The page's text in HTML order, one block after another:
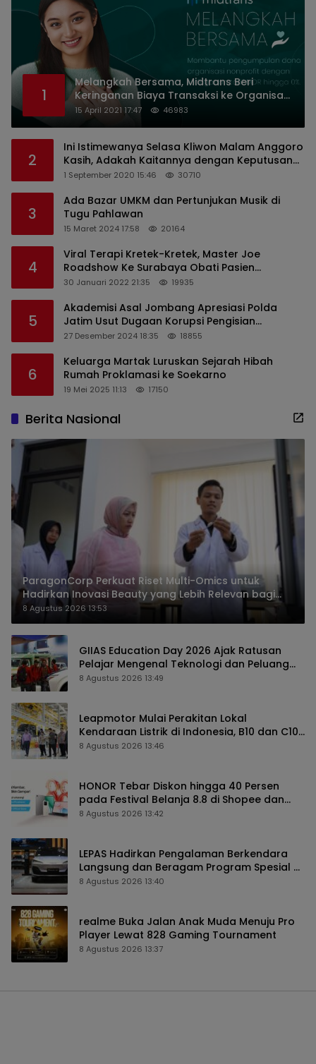
1
Melangkah Bersama, Midtrans Beri
Keringanan Biaya Transaksi ke Organisasi
Nirlaba Indonesia
15 April 2021 17:47 46983
2
Ini Istimewanya Selasa Kliwon Malam Anggoro
Kasih, Adakah Kaitannya dengan Keputusan
PDIP?
1 September 2020 15:46 30710
3
Ada Bazar UMKM dan Pertunjukan Musik di
Tugu Pahlawan
15 Maret 2024 17:58 20164
4
Viral Terapi Kretek-Kretek, Master Joe
Roadshow Ke Surabaya Obati Pasien
Sekaligus Edukasi Masyarakat
30 Januari 2022 21:35 19935
5
Akademisi Asal Jombang Apresiasi Polda
Jatim Usut Dugaan Korupsi Pengisian
Perangkat Desa di Kediri
27 Desember 2024 18:35 18855
6
Keluarga Martak Luruskan Sejarah Hibah
Rumah Proklamasi ke Soekarno
19 Mei 2025 11:13 17150
Berita Nasional
ParagonCorp Perkuat Riset Multi-Omics untuk
Hadirkan Inovasi Beauty yang Lebih Relevan bagi
Masyarakat Indonesia
8 Agustus 2026 13:53
GIIAS Education Day 2026 Ajak Ratusan
Pelajar Mengenal Teknologi dan Peluang
Karier Industri Otomotif
8 Agustus 2026 13:49
Leapmotor Mulai Perakitan Lokal
Kendaraan Listrik di Indonesia, B10 dan C10
Jadi Model Perdana
8 Agustus 2026 13:46
HONOR Tebar Diskon hingga 40 Persen
pada Festival Belanja 8.8 di Shopee dan
TikTok Shop
8 Agustus 2026 13:42
LEPAS Hadirkan Pengalaman Berkendara
Langsung dan Beragam Program Spesial di
GIIAS 2026
8 Agustus 2026 13:40
realme Buka Jalan Anak Muda Menuju Pro
Player Lewat 828 Gaming Tournament
8 Agustus 2026 13:37